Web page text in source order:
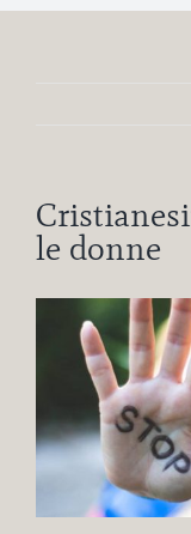
le donne
Ingrandisci
immagine